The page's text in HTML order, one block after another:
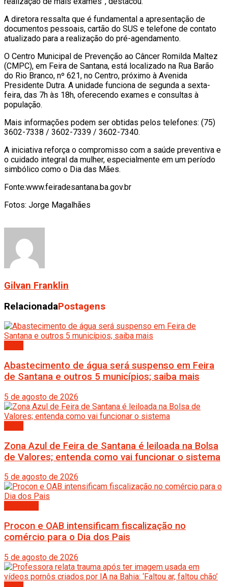
A diretora ressalta que é fundamental a apresentação de
documentos pessoais, cartão do SUS e telefone de contato
atualizado para a realização do pré-agendamento.
O Centro Municipal de Prevenção ao Câncer Romilda Maltez
(CMPC), em Feira de Santana, está localizado na Rua Barão
do Rio Branco, nº 621, no Centro, próximo à Avenida
Presidente Dutra. A unidade funciona de segunda a sexta-
feira, das 7h às 18h, oferecendo exames e consultas à
população.
Mais informações podem ser obtidas pelos telefones: (75)
3602-7338 / 3602-7339 / 3602-7340.
A iniciativa reforça o compromisso com a saúde preventiva e
o cuidado integral da mulher, especialmente em um período
simbólico como o Dia das Mães.
Fonte:www.feiradesantana.ba.gov.br
Fotos: Jorge Magalhães
Gilvan Franklin
RelacionadaPostagens
Abastecimento de água será suspenso em Feira
de Santana e outros 5 municípios; saiba mais
5 de agosto de 2026
Zona Azul de Feira de Santana é leiloada na Bolsa
de Valores; entenda como vai funcionar o sistema
5 de agosto de 2026
Procon e OAB intensificam fiscalização no
comércio para o Dia dos Pais
5 de agosto de 2026